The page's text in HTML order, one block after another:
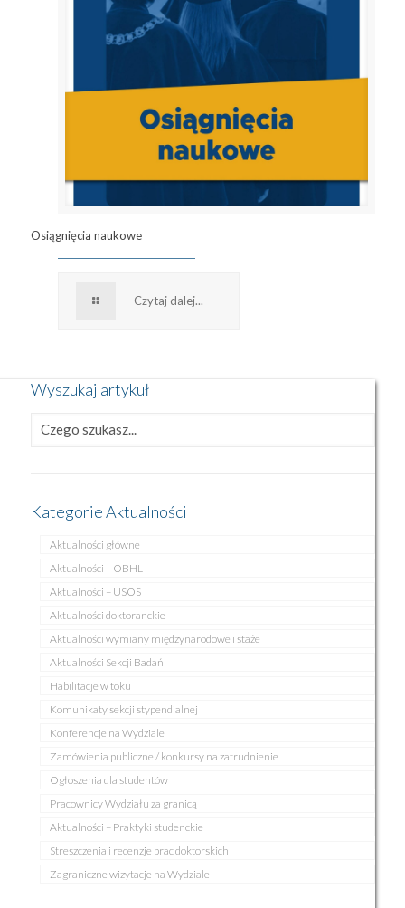
Osiągnięcia naukowe
Czytaj dalej...
Wyszukaj artykuł
Kategorie Aktualności
Aktualności główne
Aktualności – OBHL
Aktualności – USOS
Aktualności doktoranckie
Aktualności wymiany międzynarodowe i staże
Aktualności Sekcji Badań
Habilitacje w toku
Komunikaty sekcji stypendialnej
Konferencje na Wydziale
Zamówienia publiczne / konkursy na zatrudnienie
Ogłoszenia dla studentów
Pracownicy Wydziału za granicą
Aktualności – Praktyki studenckie
Streszczenia i recenzje prac doktorskich
Zagraniczne wizytacje na Wydziale